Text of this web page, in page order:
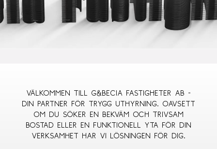
Välkommen till G&Becia Fastigheter AB -
din partner för trygg uthyrning. Oavsett
om du söker en bekväm och trivsam
bostad eller en funktionell yta för din
verksamhet har vi lösningen för dig.